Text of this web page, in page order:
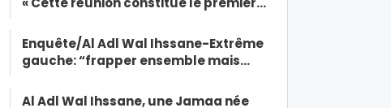
Enquête/Al Adl Wal Ihssane-Extrême
gauche: “frapper ensemble mais…
Al Adl Wal Ihssane, une Jamaa née